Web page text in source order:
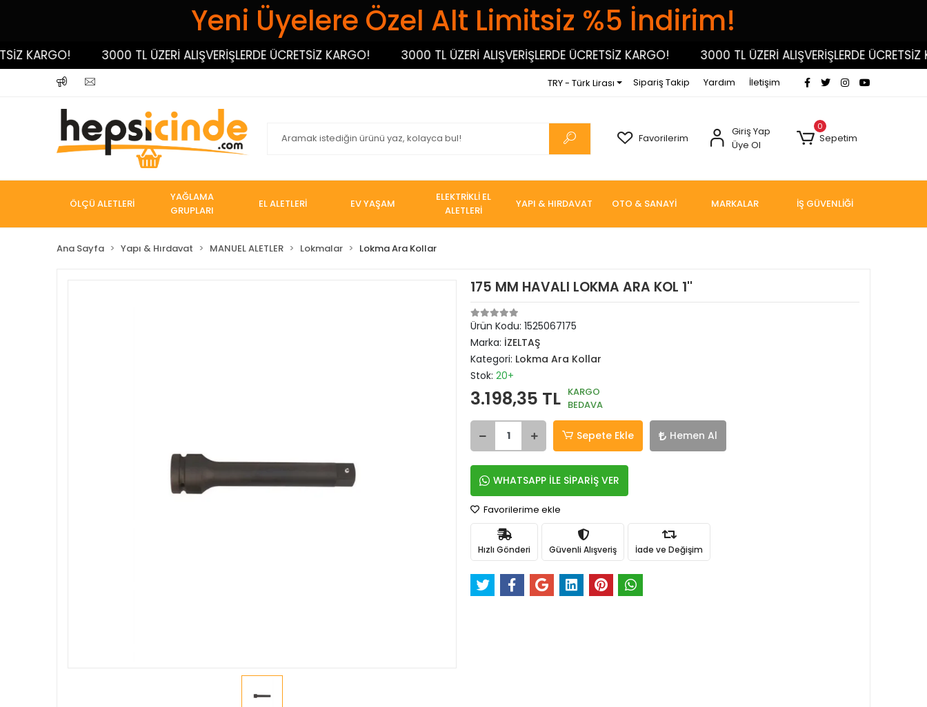
Yeni Üyelere Özel Alt Limitsiz %5 İndirim!
3000 TL ÜZERİ ALIŞVERİŞLERDE ÜCRETSİZ KARGO! 3000 TL ÜZERİ ALIŞVERİŞLERDE ÜCRETSİZ KARGO! 3000 TL ÜZERİ ALIŞVERİŞLERDE ÜCRETSİZ
TRY - Türk Lirası Sipariş Takip Yardım İletişim
Favorilerim
Giriş Yap
Üye Ol
0
Sepetim
ÖLÇÜ ALETLERİ
YAĞLAMA
GRUPLARI
EL ALETLERİ EV YAŞAM
ELEKTRİKLİ EL
ALETLERİ
YAPI & HIRDAVAT OTO & SANAYİ MARKALAR İŞ GÜVENLİĞİ
Ana Sayfa Yapı & Hırdavat MANUEL ALETLER Lokmalar Lokma Ara Kollar
175 MM HAVALI LOKMA ARA KOL 1''
Ürün Kodu: 1525067175
Marka: İZELTAŞ
Kategori: Lokma Ara Kollar
Stok: 20+
3.198,35 TL KARGO
BEDAVA
Sepete Ekle Hemen Al
WHATSAPP İLE SİPARİŞ VER
Favorilerime ekle
Hızlı Gönderi Güvenli Alışveriş İade ve Değişim